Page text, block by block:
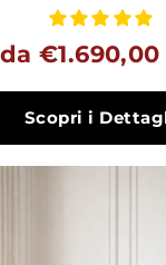
Prezzo
da €1.690,00
Scopri i